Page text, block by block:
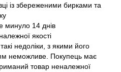
із збереженими бирками та
минуло 14 днів
якості
недоліки, з якими його
неможливе. Покупець має
товар неналежної